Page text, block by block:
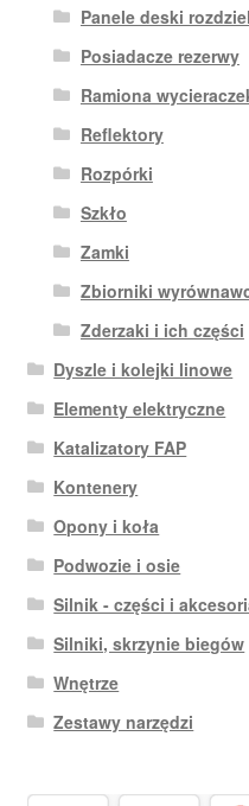
Panele deski
Posiadacze rezerwy
Ramiona
Reflektory
Rozpórki
Szkło
Zamki
Zbiorniki
Zderzaki i ich części
Dyszle i kolejki linowe
Elementy elektryczne
Katalizatory FAP
Kontenery
Opony i koła
Podwozie i osie
Silnik - części i
Silniki, skrzynie biegów
Wnętrze
Zestawy narzędzi